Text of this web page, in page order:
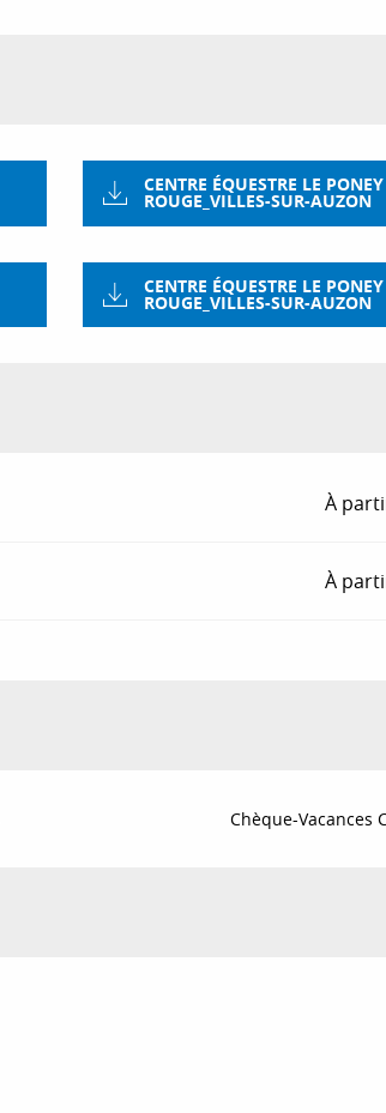
CENTRE ÉQUESTRE LE PONEY
ROUGE_VILLES-SUR-AUZON
CENTRE ÉQUESTRE LE PONEY
ROUGE_VILLES-SUR-AUZON
À
À
Chèque-Vacances